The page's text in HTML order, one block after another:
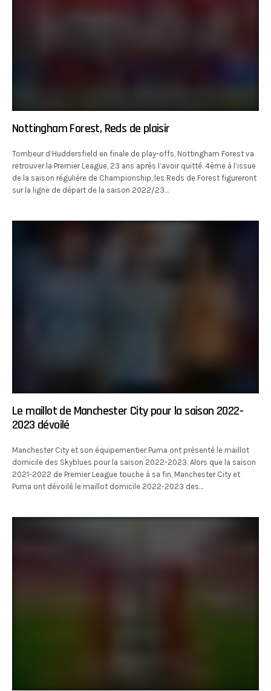
Nottingham Forest, Reds de plaisir
Tombeur d’Huddersfield en finale de play-offs, Nottingham Forest va
retrouver la Premier League, 23 ans après l’avoir quitté. 4ème à l’issue
de la saison régulière de Championship, les Reds de Forest figureront
sur la ligne de départ de la saison 2022/23…
Le maillot de Manchester City pour la saison 2022-
2023 dévoilé
Manchester City et son équipementier Puma ont présenté le maillot
domicile des Skyblues pour la saison 2022-2023. Alors que la saison
2021-2022 de Premier League touche à sa fin, Manchester City et
Puma ont dévoilé le maillot domicile 2022-2023 des…